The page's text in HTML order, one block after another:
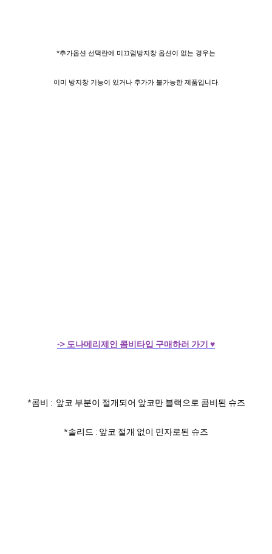
*추가옵션 선택란에 미끄럼방지창 옵션이 없는 경우는
이미 방지창 기능이 있거나 추가가 불가능한 제품입니다.
-> 도나메리제인 콤비타입 구매하러 가기 ♥
*콤비 : 앞코 부분이 절개되어 앞코만 블랙으로 콤비된 슈즈
*솔리드 : 앞코 절개 없이 민자로된 슈즈